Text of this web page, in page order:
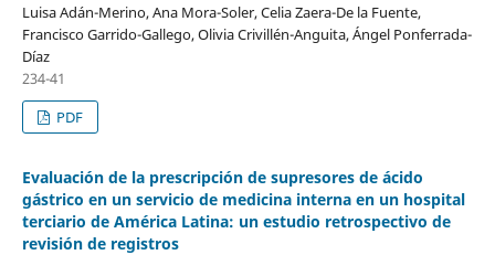
Luisa Adán-Merino, Ana Mora-Soler, Celia Zaera-De la Fuente,
Francisco Garrido-Gallego, Olivia Crivillén-Anguita, Ángel Ponferrada-
Díaz
234-41
PDF
Evaluación de la prescripción de supresores de ácido
gástrico en un servicio de medicina interna en un hospital
terciario de América Latina: un estudio retrospectivo de
revisión de registros